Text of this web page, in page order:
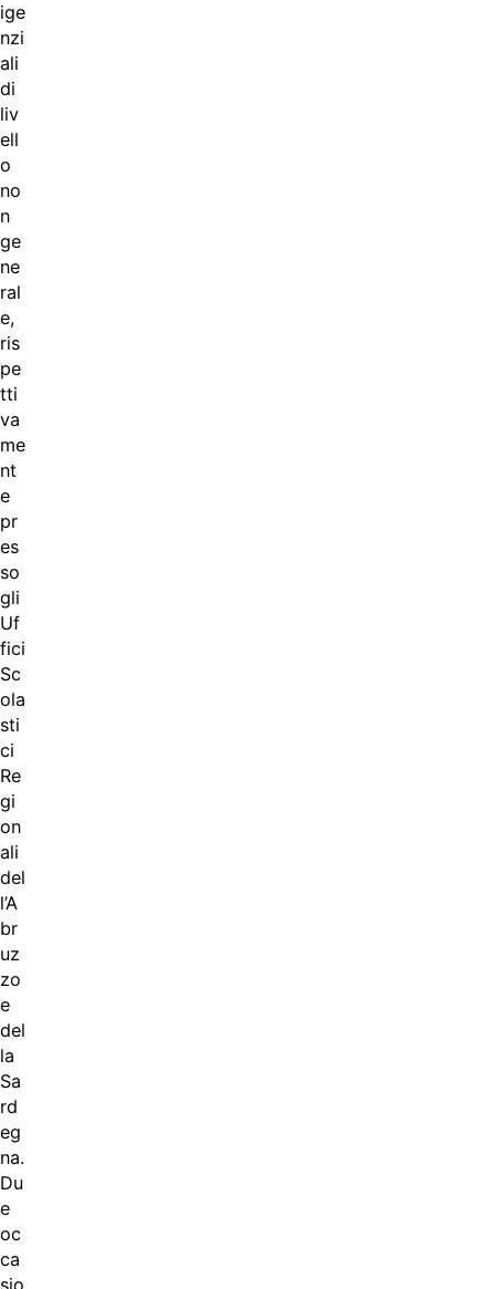
ige
nzi
ali
di
liv
ell
o
no
n
ge
ne
ral
e,
ris
pe
tti
va
me
nt
e
pr
es
so
gli
Uf
fici
Sc
ola
sti
ci
Re
gi
on
ali
del
l’A
br
uz
zo
e
del
la
Sa
rd
eg
na.
Du
e
oc
ca